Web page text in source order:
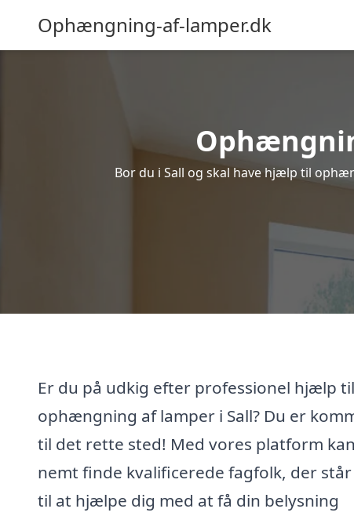
Ophængning-af-lamper.dk
Bor du i Sall og skal have hjælp til
Er du på udkig efter professionel hjælp til
ophængning af lamper i Sall? Du er
til det rette sted! Med vores platform
nemt finde kvalificerede fagfolk, der
til at hjælpe dig med at få din belysning